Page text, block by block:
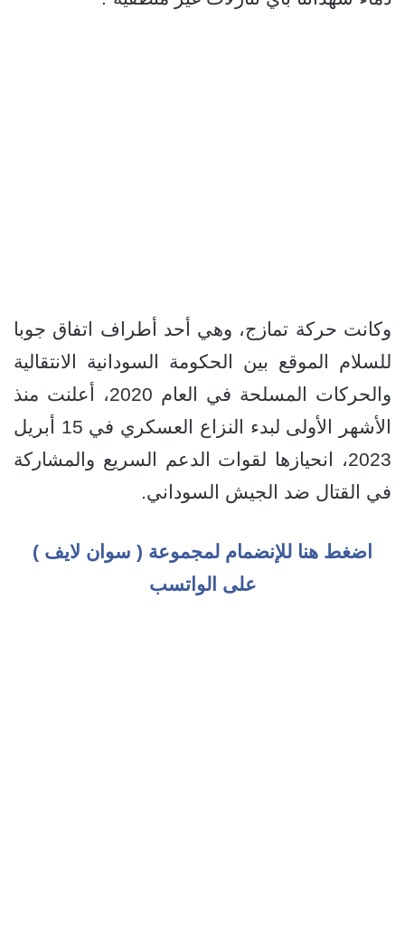
وكانت حركة تمازج، وهي أحد أطراف اتفاق جوبا
للسلام الموقع بين الحكومة السودانية الانتقالية
والحركات المسلحة في العام 2020، أعلنت منذ
الأشهر الأولى لبدء النزاع العسكري في 15 أبريل
2023، انحيازها لقوات الدعم السريع والمشاركة
في القتال ضد الجيش السوداني.
اضغط هنا للإنضمام لمجموعة ( سوان لايف )
على الواتسب